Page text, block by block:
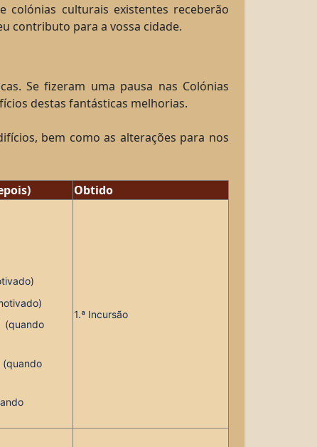
culturais existentes receberão
contributo para a vossa cidade.
Se fizeram uma pausa nas Colónias
destas fantásticas melhorias.
bem como as alterações para nos
Obtido
)
)
(quando
(quando
1.ª Incursão